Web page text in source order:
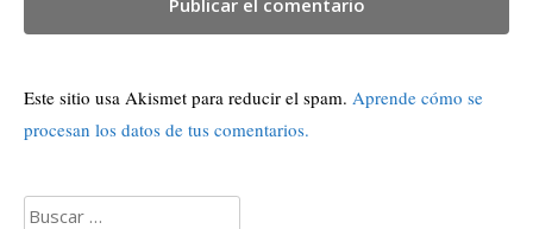
Este sitio usa Akismet para reducir el spam. Aprende cómo se
procesan los datos de tus comentarios.
Buscar: